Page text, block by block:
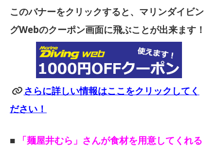
このバナーをクリックすると、マリンダイビン
グWebのクーポン画面に飛ぶことが出来ます！
さらに詳しい情報はここをクリックしてく
ださい！
■
「麺屋井むら」さんが食材を用意してくれる